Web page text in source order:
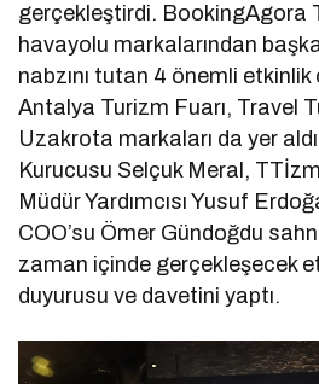
gerçekleştirdi. BookingAgora
havayolu markalarından
nabzını tutan 4 önemli
Antalya Turizm Fuarı, Travel
Uzakrota markaları da yer
Kurucusu Selçuk Meral,
Müdür Yardımcısı Yusuf
COO’su Ömer Gündoğdu
zaman içinde gerçekleşecek
duyurusu ve davetini yaptı.